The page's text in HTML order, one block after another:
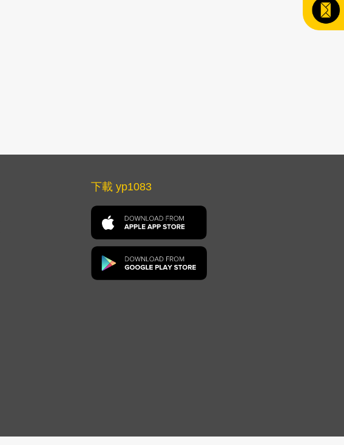
下載 yp1083